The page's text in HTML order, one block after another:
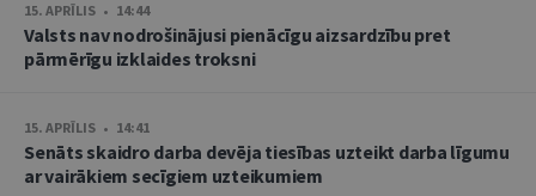
15. APRĪLIS • 14:44
Valsts nav nodrošinājusi pienācīgu aizsardzību pret
pārmērīgu izklaides troksni
15. APRĪLIS • 14:41
Senāts skaidro darba devēja tiesības uzteikt darba līgumu
ar vairākiem secīgiem uzteikumiem